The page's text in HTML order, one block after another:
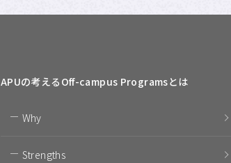
APUの考える Off-campus Programsとは
Why
Strengths